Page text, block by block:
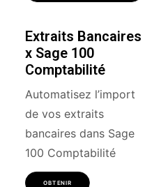
Extraits Bancaires
x Sage 100
Comptabilité
Automatisez l’import
de vos extraits
bancaires dans Sage
100 Comptabilité
OBTENIR